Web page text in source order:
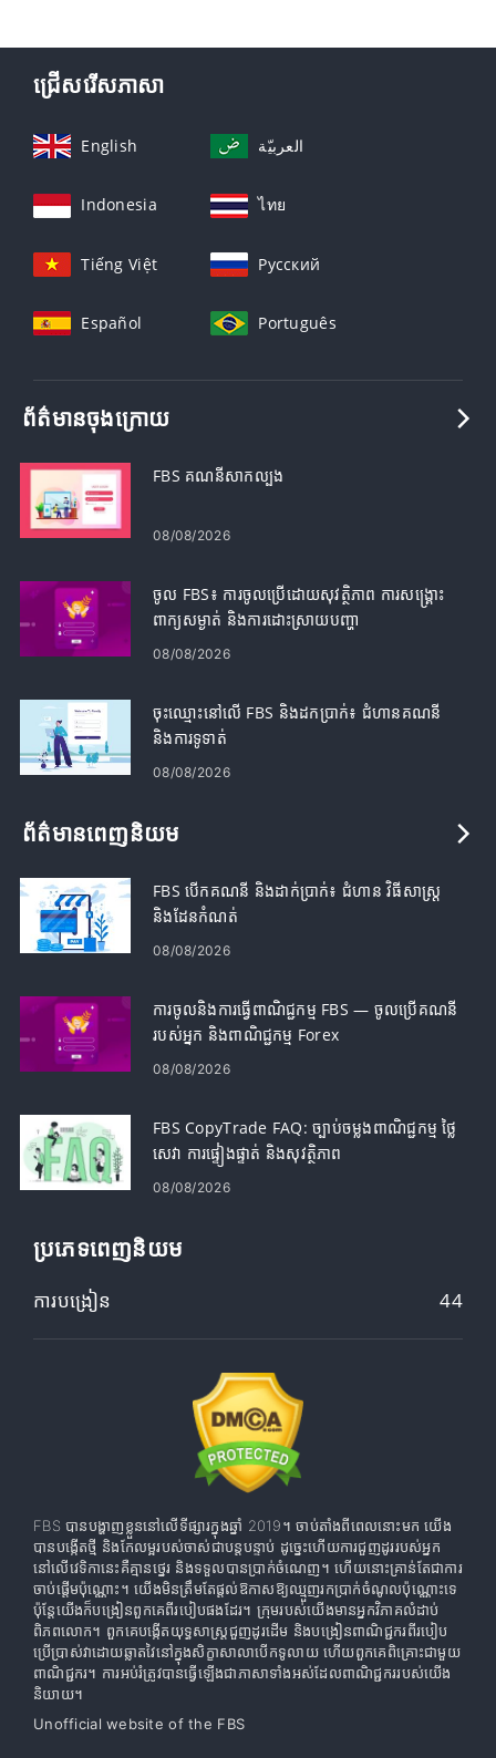
ជ្រើសរើសភាសា
English العربيّة
Indonesia ไทย
Tiếng Việt Русский
Español Português
ព័ត៌មានចុងក្រោយ
FBS គណនីសាកល្បង
08/08/2026
ចូល FBS៖ ការចូលប្រើដោយសុវត្ថិភាព ការសង្គ្រោះ
ពាក្យសម្ងាត់ និងការដោះស្រាយបញ្ហា
08/08/2026
ចុះឈ្មោះនៅលើ FBS និងដកប្រាក់៖ ជំហានគណនី
និងការទូទាត់
08/08/2026
ព័ត៌មានពេញនិយម
FBS បើកគណនី និងដាក់ប្រាក់៖ ជំហាន វិធីសាស្រ្ត
និងដែនកំណត់
08/08/2026
ការចូលនិងការធ្វើពាណិជ្ជកម្ម FBS — ចូលប្រើគណនី
របស់អ្នក និងពាណិជ្ជកម្ម Forex
08/08/2026
FBS CopyTrade FAQ: ច្បាប់ចម្លងពាណិជ្ជកម្ម ថ្លៃ
សេវា ការផ្ទៀងផ្ទាត់ និងសុវត្ថិភាព
08/08/2026
ប្រភេទពេញនិយម
ការបង្រៀន 44
FBS បានបង្ហាញខ្លួននៅលើទីផ្សារក្នុងឆ្នាំ 2019។ ចាប់តាំងពីពេលនោះមក យើង
បានបង្កើតថ្មី និងកែលម្អរបស់ចាស់ជាបន្តបន្ទាប់ ដូច្នេះហើយការជួញដូររបស់អ្នក
នៅលើវេទិកានេះគឺគ្មានថ្នេរ និងទទួលបានប្រាក់ចំណេញ។ ហើយនោះគ្រាន់តែជាការ
ចាប់ផ្តើមប៉ុណ្ណោះ។ យើងមិនត្រឹមតែផ្តល់ឱកាសឱ្យឈ្មួញរកប្រាក់ចំណូលប៉ុណ្ណោះទេ
ប៉ុន្តែយើងក៏បង្រៀនពួកគេពីរបៀបផងដែរ។ ក្រុមរបស់យើងមានអ្នកវិភាគលំដាប់
ពិភពលោក។ ពួកគេបង្កើតយុទ្ធសាស្រ្តជួញដូរដើម និងបង្រៀនពាណិជ្ជករពីរបៀប
ប្រើប្រាស់វាដោយឆ្លាតវៃនៅក្នុងសិក្ខាសាលាបើកទូលាយ ហើយពួកគេពិគ្រោះជាមួយ
ពាណិជ្ជករ។ ការអប់រំត្រូវបានធ្វើឡើងជាភាសាទាំងអស់ដែលពាណិជ្ជកររបស់យើង
និយាយ។
Unofficial website of the FBS